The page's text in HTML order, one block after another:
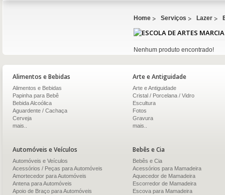
Home Serviços Lazer
Nenhum produto encontrado!
Alimentos e Bebidas
Alimentos e Bebidas
Papinha para Bebê
Bebida Alcoólica
Aguardente / Cachaça
Cerveja
mais..
Arte e Antiguidade
Arte e Antiguidade
Cristal / Porcelana / Vidro
Escultura
Fotos
Gravura
mais..
Automóveis e Veículos
Automóveis e Veículos
Acessórios / Peças para Automóveis
Amortecedor para Automóveis
Antena para Automóveis
Apoio de Braço para Automóveis
Bebês e Cia
Bebês e Cia
Acessórios para Mamadeira
Aquecedor de Mamadeira
Escorredor de Mamadeira
Escova para Mamadeira